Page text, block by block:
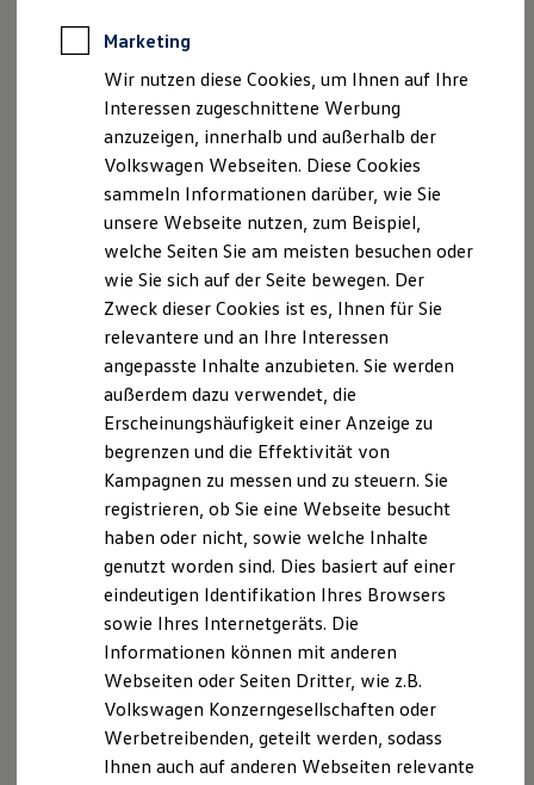
Software, Konnektivität & Apps
California App
VW Connect für Ihren ID. Buzz
VW Connect für Ihren Transporter/Caravelle
VW Connect für Ihren Amarok
VW Connect für andere Modelle
Connect Pro
Fleet Interface Data
Multistop Pathfinder
Übersicht Software Updates
Hilfreiches für Besitzer
Fahrerassistenz- und Sicherheitssysteme
Kontrollleuchten
Kurzfahrprofile und Ölverdünnung
XTL-Dieselkraftstoff
Ersatzteile und Betriebsflüssigkeiten
Original Zubehör und Lifestyle Produkte
myVolkswagen
myVolkswagen Business
Elektrisch & Autonom
Elektro - & Hybridfahrzeuge
Unser Ansatz
Klimafreundlicher Strom
Reichweite & Ladelösungen
Reichweitensimulator
Ladezeitensimulator
Ladelösungen für Privatkunden
Ladelösungen für Gewerbekunden
Wallbox und Ladekabel
Förderung & Kosten der Elektrofahrzeuge
Fördermöglichkeiten für Privatkunden
Fördermöglichkeiten für Gewerbekunden
Marketing
Wir nutzen diese Cookies, um Ihnen auf Ihre
Interessen zugeschnittene Werbung
anzuzeigen, innerhalb und außerhalb der
Volkswagen Webseiten. Diese Cookies
sammeln Informationen darüber, wie Sie
unsere Webseite nutzen, zum Beispiel,
welche Seiten Sie am meisten besuchen oder
wie Sie sich auf der Seite bewegen. Der
Zweck dieser Cookies ist es, Ihnen für Sie
relevantere und an Ihre Interessen
angepasste Inhalte anzubieten. Sie werden
außerdem dazu verwendet, die
Erscheinungshäufigkeit einer Anzeige zu
begrenzen und die Effektivität von
Kampagnen zu messen und zu steuern. Sie
registrieren, ob Sie eine Webseite besucht
haben oder nicht, sowie welche Inhalte
genutzt worden sind. Dies basiert auf einer
eindeutigen Identifikation Ihres Browsers
sowie Ihres Internetgeräts. Die
Informationen können mit anderen
Webseiten oder Seiten Dritter, wie z.B.
Volkswagen Konzerngesellschaften oder
Werbetreibenden, geteilt werden, sodass
Ihnen auch auf anderen Webseiten relevante